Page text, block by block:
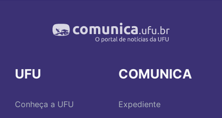
UFU
Conheça a UFU
COMUNICA
Expediente